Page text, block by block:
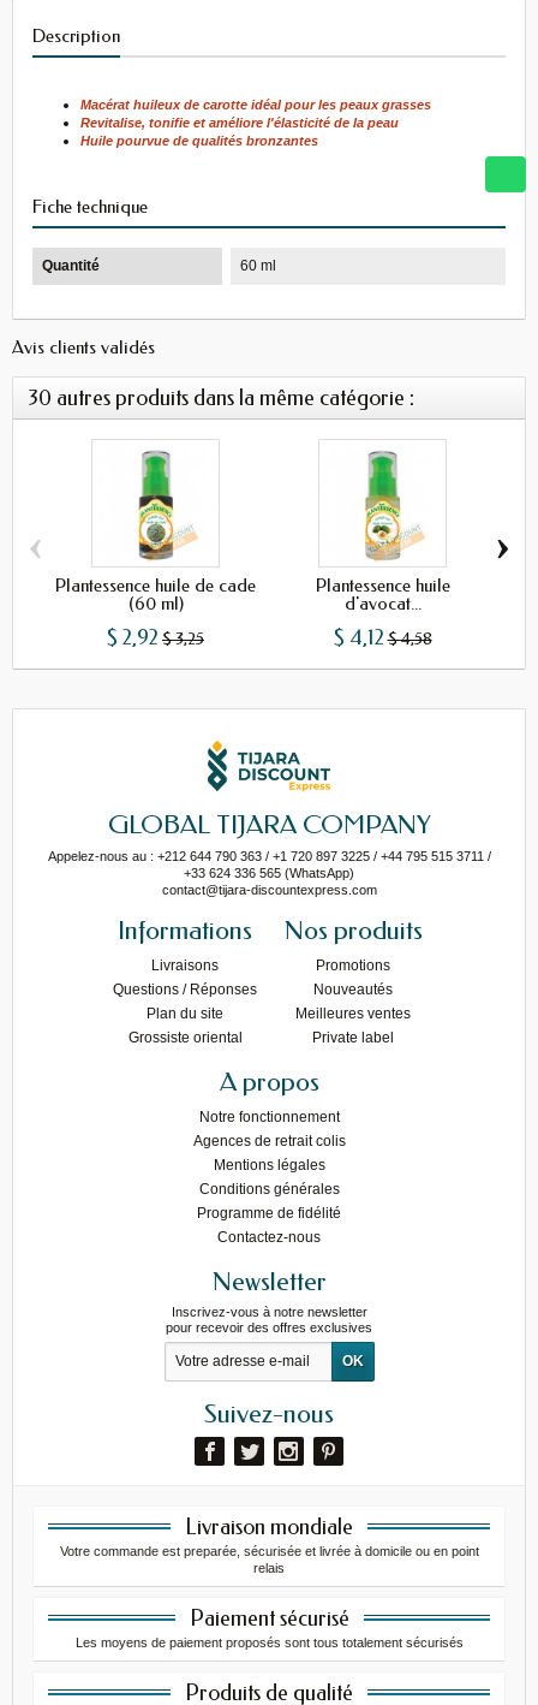
Description
Macérat huileux de carotte idéal pour les peaux grasses
Revitalise, tonifie et améliore l'élasticité de la peau
Huile pourvue de qualités bronzantes
Fiche technique
Quantité 60 ml
Avis clients validés
30 autres produits dans la même catégorie :
Plantessence huile de cade
(60 ml)
$ 2,92 $ 3,25
Plantessence huile
d'avocat...
$ 4,12 $ 4,58
‹ ›
GLOBAL TIJARA COMPANY
Appelez-nous au : +212 644 790 363 / +1 720 897 3225 / +44 795 515 3711 /
+33 624 336 565 (WhatsApp)
contact@tijara-discountexpress.com
Informations
Livraisons
Questions / Réponses
Plan du site
Grossiste oriental
Nos produits
Promotions
Nouveautés
Meilleures ventes
Private label
A propos
Notre fonctionnement
Agences de retrait colis
Mentions légales
Conditions générales
Programme de fidélité
Contactez-nous
Newsletter
Inscrivez-vous à notre newsletter
pour recevoir des offres exclusives
Suivez-nous
Livraison mondiale
Votre commande est preparée, sécurisée et livrée à domicile ou en point
relais
Paiement sécurisé
Les moyens de paiement proposés sont tous totalement sécurisés
Produits de qualité